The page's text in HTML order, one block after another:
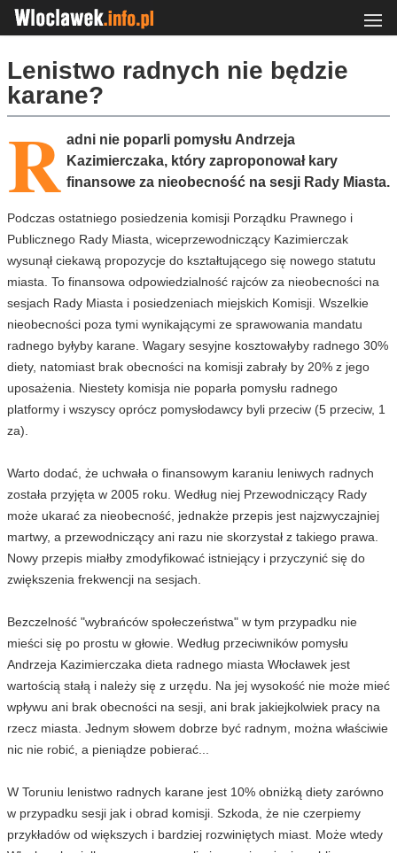
Lenistwo radnych nie będzie
karane?
R adni nie poparli pomysłu Andrzeja
Kazimierczaka, który zaproponował kary
finansowe za nieobecność na sesji Rady Miasta.
Podczas ostatniego posiedzenia komisji Porządku Prawnego i
Publicznego Rady Miasta, wiceprzewodniczący Kazimierczak
wysunął ciekawą propozycje do kształtującego się nowego statutu
miasta. To finansowa odpowiedzialność rajców za nieobecności na
sesjach Rady Miasta i posiedzeniach miejskich Komisji. Wszelkie
nieobecności poza tymi wynikającymi ze sprawowania mandatu
radnego byłyby karane. Wagary sesyjne kosztowałyby radnego 30%
diety, natomiast brak obecności na komisji zabrały by 20% z jego
uposażenia. Niestety komisja nie poparła pomysłu radnego
platformy i wszyscy oprócz pomysłodawcy byli przeciw (5 przeciw, 1
za).
Warto dodać, że uchwała o finansowym karaniu leniwych radnych
została przyjęta w 2005 roku. Według niej Przewodniczący Rady
może ukarać za nieobecność, jednakże przepis jest najzwyczajniej
martwy, a przewodniczący ani razu nie skorzystał z takiego prawa.
Nowy przepis miałby zmodyfikować istniejący i przyczynić się do
zwiększenia frekwencji na sesjach.
Bezczelność "wybrańców społeczeństwa" w tym przypadku nie
mieści się po prostu w głowie. Według przeciwników pomysłu
Andrzeja Kazimierczaka dieta radnego miasta Włocławek jest
wartością stałą i należy się z urzędu. Na jej wysokość nie może mieć
wpływu ani brak obecności na sesji, ani brak jakiejkolwiek pracy na
rzecz miasta. Jednym słowem dobrze być radnym, można właściwie
nic nie robić, a pieniądze pobierać...
W Toruniu lenistwo radnych karane jest 10% obniżką diety zarówno
w przypadku sesji jak i obrad komisji. Szkoda, że nie czerpiemy
przykładów od większych i bardziej rozwiniętych miast. Może wtedy